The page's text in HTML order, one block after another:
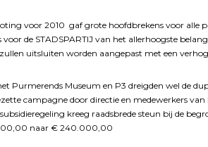
voor 2010 gaf grote hoofdbrekens voor alle
de STADSPARTIJ van het allerhoogste
uitsluiten worden aangepast met een
Purmerends Museum en P3 dreigden wel de
campagne door directie en medewerkers
kreeg raadsbrede steun bij de
naar € 240.000,00